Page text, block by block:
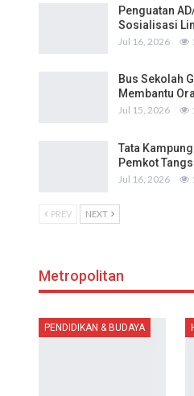
Penguatan
Sosialisasi
Jul 16, 2026
Bus Sekolah
Membantu
Jul 15, 2026
Tata
Pemkot
Jul 16, 2026
PREV NEXT
Metropolitan
PENDIDIKAN & BUDAYA